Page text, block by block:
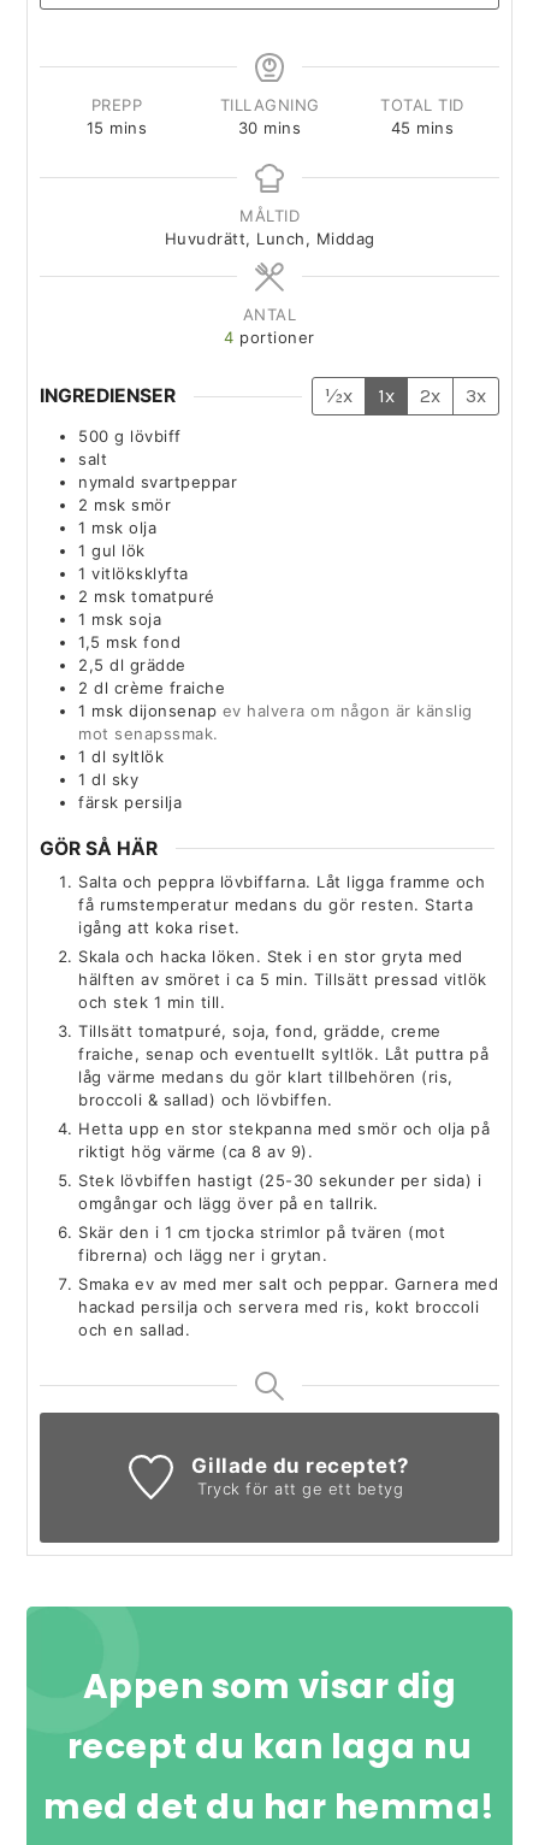
PREPP
15 mins
TILLAGNING
30 mins
TOTAL TID
45 mins
MÅLTID
Huvudrätt, Lunch, Middag
ANTAL
4 portioner
INGREDIENSER ½x 1x 2x 3x
500 g lövbiff
salt
nymald svartpeppar
2 msk smör
1 msk olja
1 gul lök
1 vitlöksklyfta
2 msk tomatpuré
1 msk soja
1,5 msk fond
2,5 dl grädde
2 dl crème fraiche
1 msk dijonsenap ev halvera om någon är känslig
mot senapssmak.
1 dl syltlök
1 dl sky
färsk persilja
GÖR SÅ HÄR
Salta och peppra lövbiffarna. Låt ligga framme och
få rumstemperatur medans du gör resten. Starta
igång att koka riset.
Skala och hacka löken. Stek i en stor gryta med
hälften av smöret i ca 5 min. Tillsätt pressad vitlök
och stek 1 min till.
Tillsätt tomatpuré, soja, fond, grädde, creme
fraiche, senap och eventuellt syltlök. Låt puttra på
låg värme medans du gör klart tillbehören (ris,
broccoli & sallad) och lövbiffen.
Hetta upp en stor stekpanna med smör och olja på
riktigt hög värme (ca 8 av 9).
Stek lövbiffen hastigt (25-30 sekunder per sida) i
omgångar och lägg över på en tallrik.
Skär den i 1 cm tjocka strimlor på tvären (mot
fibrerna) och lägg ner i grytan.
Smaka ev av med mer salt och peppar. Garnera med
hackad persilja och servera med ris, kokt broccoli
och en sallad.
Gillade du receptet?
Tryck för att ge ett betyg
Appen som visar dig
recept du kan laga nu
med det du har hemma!